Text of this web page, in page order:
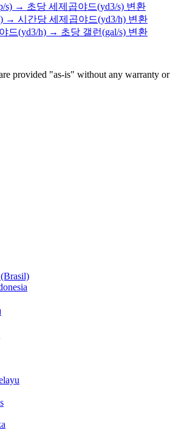
s) → 초당 세제곱야드(yd3/s) 변환
→ 시간당 세제곱야드(yd3/h) 변환
드(yd3/h) → 초당 갤런(gal/s) 변환
provided "as-is" without any warranty or